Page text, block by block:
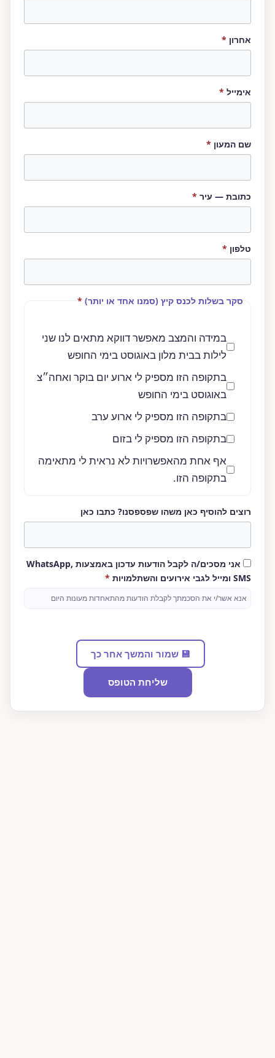
אחרון *חובה
אימייל *חובה
שם המעון *חובה
כתובת — עיר *חובה
טלפון *חובה
סקר בשלות לכנס קיץ (סמנו אחד או יותר) *חובה
במידה והמצב מאפשר דווקא מתאים לנו שני
לילות בבית מלון באוגוסט בימי החופש
בתקופה הזו מספיק לי ארוע יום בוקר ואחה״צ
באוגוסט בימי החופש
בתקופה הזו מספיק לי ארוע ערב
בתקופה הזו מספיק לי בזום
אף אחת מהאפשרויות לא נראית לי מתאימה
בתקופה הזו.
רוצים להוסיף כאן משהו שפספסנו? כתבו כאן
אני מסכים/ה לקבל הודעות עדכון באמצעות WhatsApp,
SMS ומייל לגבי אירועים והשתלמויות
*חובה
אנא אשר/י את הסכמתך לקבלת הודעות מהתאחדות מעונות היום
💾 שמור והמשך אחר כך
שליחת הטופס